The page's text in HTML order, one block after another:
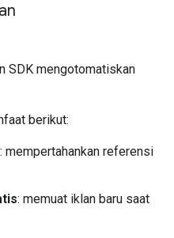
SDK mengotomatiskan
berikut:
: mempertahankan referensi
: memuat iklan baru saat